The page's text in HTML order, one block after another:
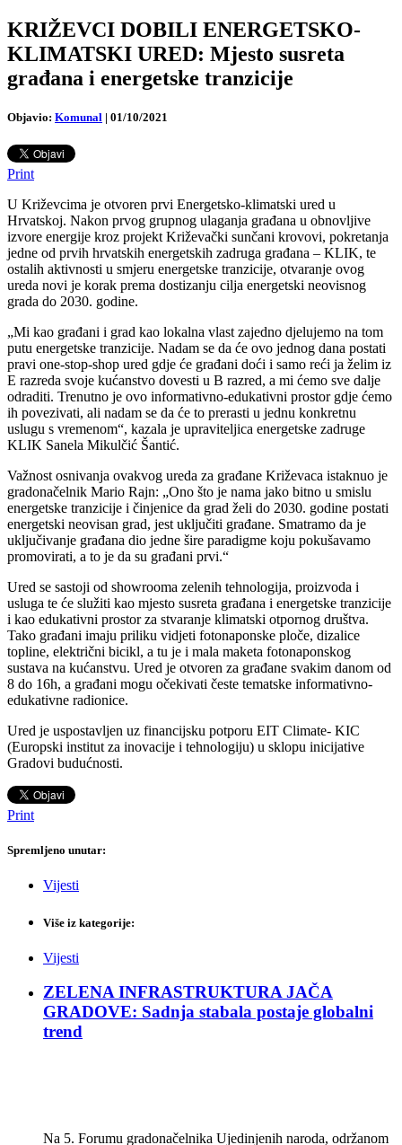
KRIŽEVCI DOBILI ENERGETSKO-
KLIMATSKI URED: Mjesto susreta
građana i energetske tranzicije
Objavio: Komunal | 01/10/2021
Print
U Križevcima je otvoren prvi Energetsko-klimatski ured u
Hrvatskoj. Nakon prvog grupnog ulaganja građana u obnovljive
izvore energije kroz projekt Križevački sunčani krovovi, pokretanja
jedne od prvih hrvatskih energetskih zadruga građana – KLIK, te
ostalih aktivnosti u smjeru energetske tranzicije, otvaranje ovog
ureda novi je korak prema dostizanju cilja energetski neovisnog
grada do 2030. godine.
„Mi kao građani i grad kao lokalna vlast zajedno djelujemo na tom
putu energetske tranzicije. Nadam se da će ovo jednog dana postati
pravi one-stop-shop ured gdje će građani doći i samo reći ja želim iz
E razreda svoje kućanstvo dovesti u B razred, a mi ćemo sve dalje
odraditi. Trenutno je ovo informativno-edukativni prostor gdje ćemo
ih povezivati, ali nadam se da će to prerasti u jednu konkretnu
uslugu s vremenom“, kazala je upraviteljica energetske zadruge
KLIK Sanela Mikulčić Šantić.
Važnost osnivanja ovakvog ureda za građane Križevaca istaknuo je
gradonačelnik Mario Rajn: „Ono što je nama jako bitno u smislu
energetske tranzicije i činjenice da grad želi do 2030. godine postati
energetski neovisan grad, jest uključiti građane. Smatramo da je
uključivanje građana dio jedne šire paradigme koju pokušavamo
promovirati, a to je da su građani prvi.“
Ured se sastoji od showrooma zelenih tehnologija, proizvoda i
usluga te će služiti kao mjesto susreta građana i energetske tranzicije
i kao edukativni prostor za stvaranje klimatski otpornog društva.
Tako građani imaju priliku vidjeti fotonaponske ploče, dizalice
topline, električni bicikl, a tu je i mala maketa fotonaponskog
sustava na kućanstvu. Ured je otvoren za građane svakim danom od
8 do 16h, a građani mogu očekivati česte tematske informativno-
edukativne radionice.
Ured je uspostavljen uz financijsku potporu EIT Climate- KIC
(Europski institut za inovacije i tehnologiju) u sklopu inicijative
Gradovi budućnosti.
Print
Spremljeno unutar:
Vijesti
Više iz kategorije:
Vijesti
ZELENA INFRASTRUKTURA JAČA
GRADOVE: Sadnja stabala postaje globalni
trend
Na 5. Forumu gradonačelnika Ujedinjenih naroda, održanom